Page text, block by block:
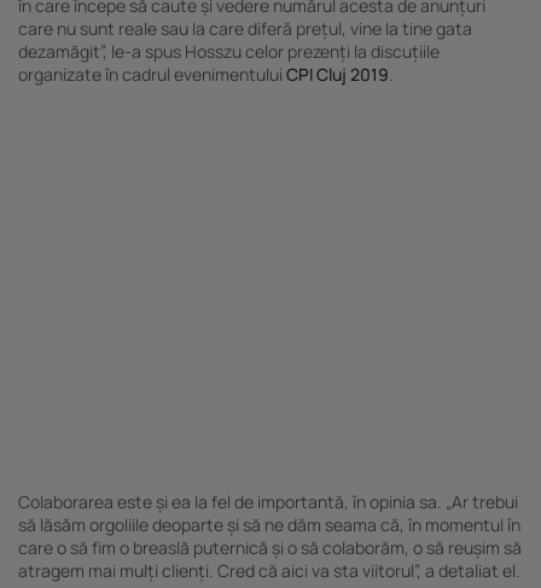
în care începe să caute și vedere numărul acesta de anunțuri
care nu sunt reale sau la care diferă prețul, vine la tine gata
dezamăgit”, le-a spus Hosszu celor prezenți la discuțiile
organizate în cadrul evenimentului CPI Cluj 2019
Colaborarea este și ea la fel de importantă, în opinia sa. „Ar trebui
să lăsăm orgoliile deoparte și să ne dăm seama că, în momentul în
care o să fim o breaslă puternică și o să colaborăm, o să reușim să
atragem mai mulți clienți. Cred că aici va sta viitorul”, a detaliat el.
scanarea dispozitivului.
Listă parteneri (furnizori)